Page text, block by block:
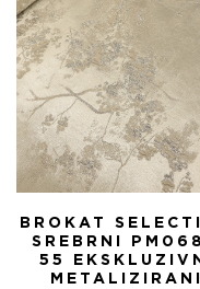
BROKAT
SREBRNI
55
METALIZIRANI